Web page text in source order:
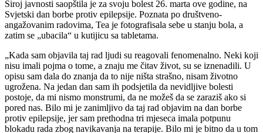
Široj javnosti saopštila je za svoju bolest 26. marta ove godine, na
Svjetski dan borbe protiv epilepsije. Poznata po društveno-
angažovanim radovima, Tea je fotografisala sebe u stanju bola, a
zatim se „ubacila“ u kutijicu sa tabletama.
„Kada sam objavila taj rad ljudi su reagovali fenomenalno. Neki koji
nisu imali pojma o tome, a znaju me čitav život, su se iznenadili. U
opisu sam dala do znanja da to nije ništa strašno, nisam životno
ugrožena. Na jedan dan sam ih podsjetila da nevidljive bolesti
postoje, da mi nismo monstrumi, da ne možeš da se zaraziš ako si
pored nas. Bilo mi je zanimljivo da taj rad objavim na dan borbe
protiv epilepsije, jer sam prethodna tri mjeseca imala potpunu
blokadu rada zbog navikavanja na terapije. Bilo mi je bitno da u tom